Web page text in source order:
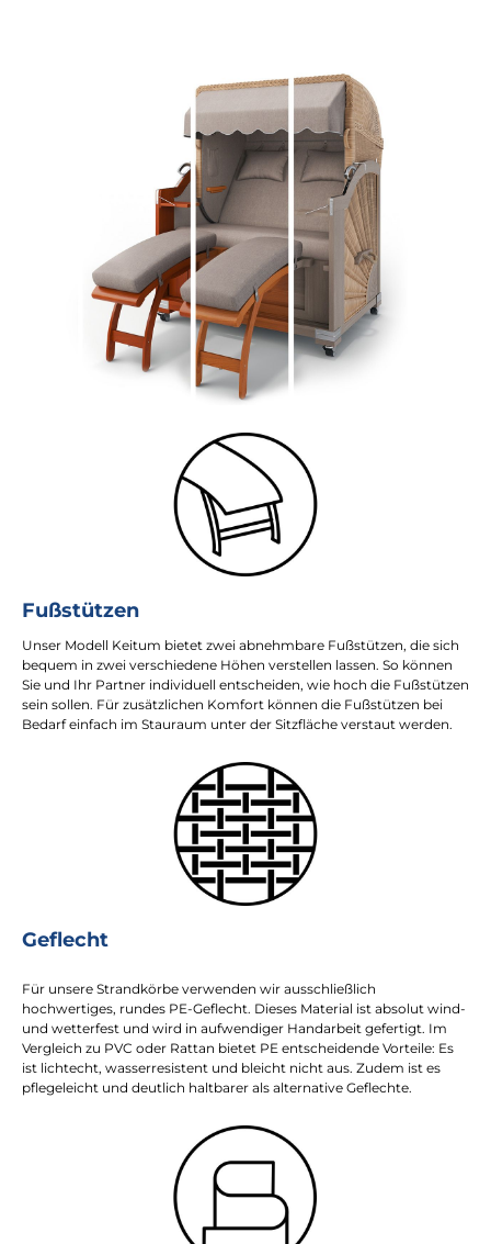
Fußstützen
Unser Modell Keitum bietet zwei abnehmbare Fußstützen, die sich
bequem in zwei verschiedene Höhen verstellen lassen. So können
Sie und Ihr Partner individuell entscheiden, wie hoch die Fußstützen
sein sollen. Für zusätzlichen Komfort können die Fußstützen bei
Bedarf einfach im Stauraum unter der Sitzfläche verstaut werden.
Geflecht
Für unsere Strandkörbe verwenden wir ausschließlich
hochwertiges, rundes PE-Geflecht. Dieses Material ist absolut wind-
und wetterfest und wird in aufwendiger Handarbeit gefertigt. Im
Vergleich zu PVC oder Rattan bietet PE entscheidende Vorteile: Es
ist lichtecht, wasserresistent und bleicht nicht aus. Zudem ist es
pflegeleicht und deutlich haltbarer als alternative Geflechte.